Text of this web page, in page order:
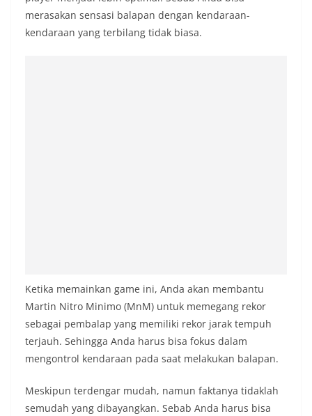
merasakan sensasi balapan dengan kendaraan-
kendaraan yang terbilang tidak biasa.
Ketika memainkan game ini, Anda akan membantu
Martin Nitro Minimo (MnM) untuk memegang rekor
sebagai pembalap yang memiliki rekor jarak tempuh
terjauh. Sehingga Anda harus bisa fokus dalam
mengontrol kendaraan pada saat melakukan balapan.
Meskipun terdengar mudah, namun faktanya tidaklah
semudah yang dibayangkan. Sebab Anda harus bisa